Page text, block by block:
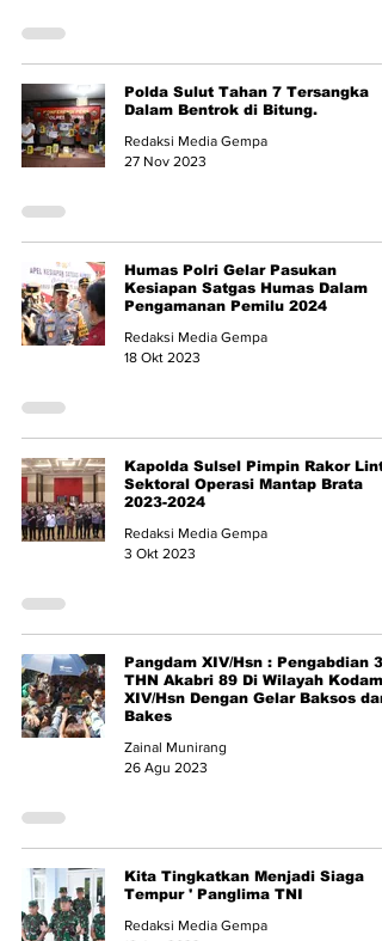
Polda Sulut Tahan 7 Tersangka
Dalam Bentrok di Bitung.
Redaksi Media Gempa
27 Nov 2023
Humas Polri Gelar Pasukan
Kesiapan Satgas Humas Dalam
Pengamanan Pemilu 2024
Redaksi Media Gempa
18 Okt 2023
Kapolda Sulsel Pimpin Rakor
Sektoral Operasi Mantap Brata
2023-2024
Redaksi Media Gempa
3 Okt 2023
Pangdam XIV/Hsn : Pengabdian
THN Akabri 89 Di Wilayah Kodam
XIV/Hsn Dengan Gelar Baksos dan
Bakes
Zainal Munirang
26 Agu 2023
Kita Tingkatkan Menjadi Siaga
Tempur ' Panglima TNI
Redaksi Media Gempa